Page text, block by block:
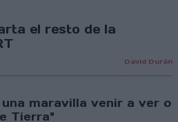
el resto de la
David Durán